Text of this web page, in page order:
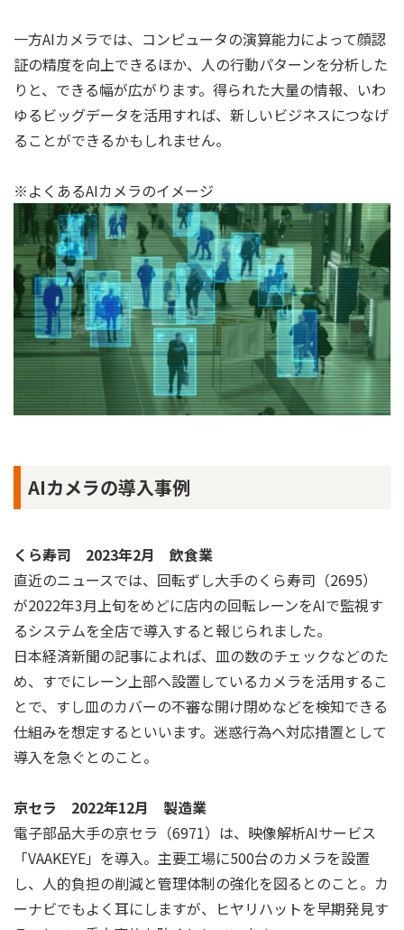
一方AIカメラでは、コンピュータの演算能力によって顔認
証の精度を向上できるほか、人の行動パターンを分析した
りと、できる幅が広がります。得られた大量の情報、いわ
ゆるビッグデータを活用すれば、新しいビジネスにつなげ
ることができるかもしれません。
※よくあるAIカメラのイメージ
AIカメラの導入事例
くら寿司 2023年2月 飲食業
直近のニュースでは、回転ずし大手のくら寿司（2695）
が2022年3月上旬をめどに店内の回転レーンをAIで監視す
るシステムを全店で導入すると報じられました。
日本経済新聞の記事によれば、皿の数のチェックなどのた
め、すでにレーン上部へ設置しているカメラを活用するこ
とで、すし皿のカバーの不審な開け閉めなどを検知できる
仕組みを想定するといいます。迷惑行為へ対応措置として
導入を急ぐとのこと。
京セラ 2022年12月 製造業
電子部品大手の京セラ（6971）は、映像解析AIサービス
「VAAKEYE」を導入。主要工場に500台のカメラを設置
し、人的負担の削減と管理体制の強化を図るとのこと。カ
ーナビでもよく耳にしますが、ヒヤリハットを早期発見す